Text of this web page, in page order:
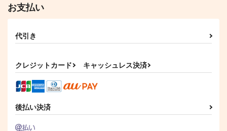
ぼくらはこうして生き
ていく
1,100円（税込）
雑渡昆奈門×善法寺伊作
錯月
ゲゲ郎×水木 110円（税込）
作品詳細
お支払い
代引き
クレジットカード キャッシュレス決済
後払い決済